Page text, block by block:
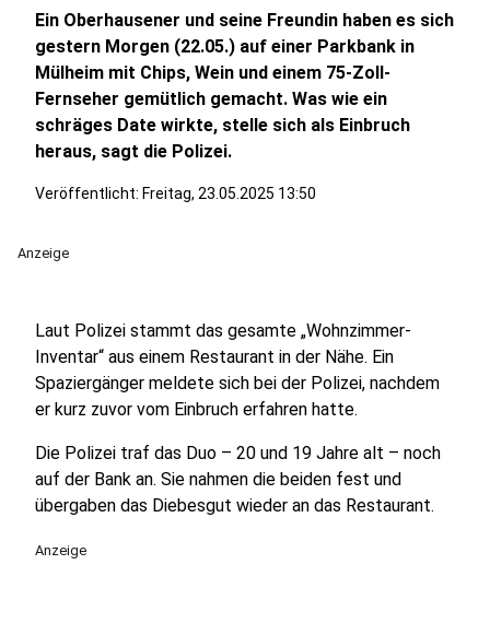
Ein Oberhausener und seine Freundin haben es sich
gestern Morgen (22.05.) auf einer Parkbank in
Mülheim mit Chips, Wein und einem 75-Zoll-
Fernseher gemütlich gemacht. Was wie ein
schräges Date wirkte, stelle sich als Einbruch
heraus, sagt die Polizei.
Veröffentlicht: Freitag, 23.05.2025 13:50
Anzeige
Laut Polizei stammt das gesamte „Wohnzimmer-
Inventar“ aus einem Restaurant in der Nähe. Ein
Spaziergänger meldete sich bei der Polizei, nachdem
er kurz zuvor vom Einbruch erfahren hatte.
Die Polizei traf das Duo – 20 und 19 Jahre alt – noch
auf der Bank an. Sie nahmen die beiden fest und
übergaben das Diebesgut wieder an das Restaurant.
Anzeige